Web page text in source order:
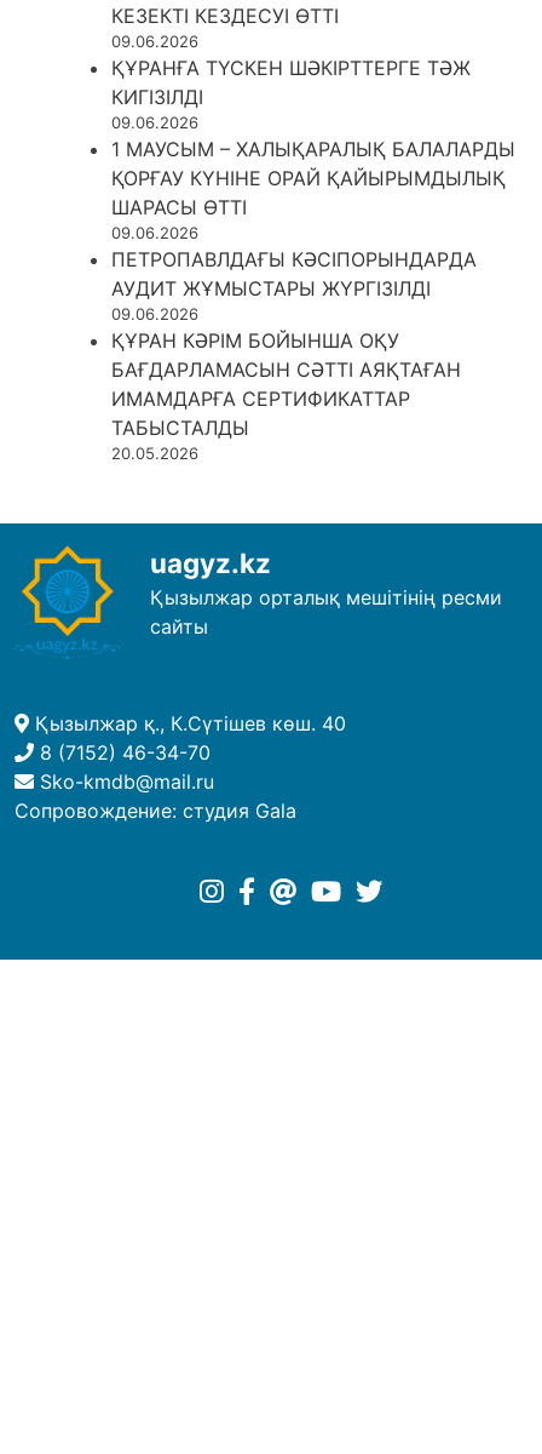
КЕЗЕКТІ КЕЗДЕСУІ ӨТТІ
09.06.2026
ҚҰРАНҒА ТҮСКЕН ШӘКІРТТЕРГЕ ТӘЖ
КИГІЗІЛДІ
09.06.2026
1 МАУСЫМ – ХАЛЫҚАРАЛЫҚ БАЛАЛАРДЫ
ҚОРҒАУ КҮНІНЕ ОРАЙ ҚАЙЫРЫМДЫЛЫҚ
ШАРАСЫ ӨТТІ
09.06.2026
ПЕТРОПАВЛДАҒЫ КӘСІПОРЫНДАРДА
АУДИТ ЖҰМЫСТАРЫ ЖҮРГІЗІЛДІ
09.06.2026
ҚҰРАН КӘРІМ БОЙЫНША ОҚУ
БАҒДАРЛАМАСЫН СӘТТІ АЯҚТАҒАН
ИМАМДАРҒА СЕРТИФИКАТТАР
ТАБЫСТАЛДЫ
20.05.2026
uagyz.kz
Қызылжар орталық мешітінің ресми
сайты
Қызылжар қ., К.Сүтішев көш. 40
8 (7152) 46-34-70
Sko-kmdb@mail.ru
Сопровождение: студия Gala